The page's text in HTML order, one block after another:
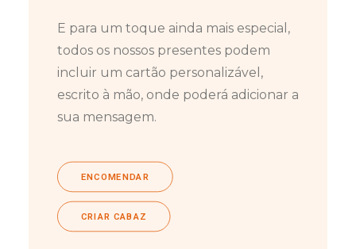
E para um toque ainda mais especial,
todos os nossos presentes podem
incluir um cartão personalizável,
escrito à mão, onde poderá adicionar a
sua mensagem.
ENCOMENDAR
CRIAR CABAZ